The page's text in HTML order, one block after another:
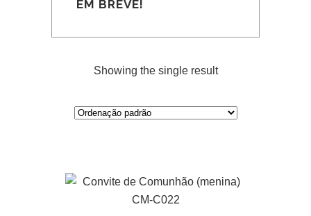
EM BREVE!
Showing the single result